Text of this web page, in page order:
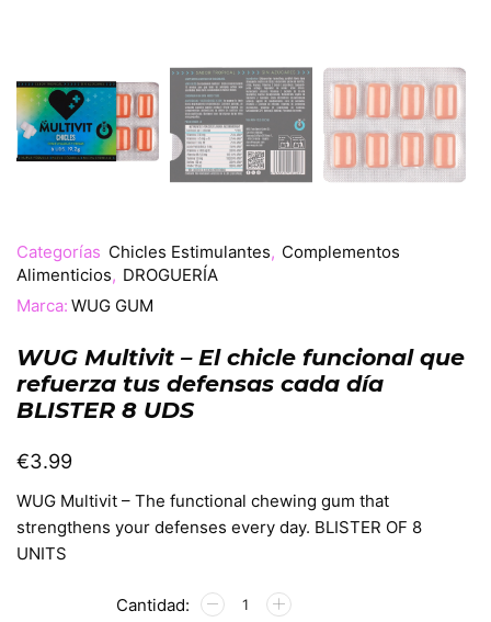
Categorías Chicles Estimulantes, Complementos
Alimenticios, DROGUERÍA
Marca: WUG GUM
WUG Multivit – El chicle funcional que
refuerza tus defensas cada día
BLISTER 8 UDS
€3.99
WUG Multivit – The functional chewing gum that
strengthens your defenses every day. BLISTER OF 8
UNITS
Alternative: